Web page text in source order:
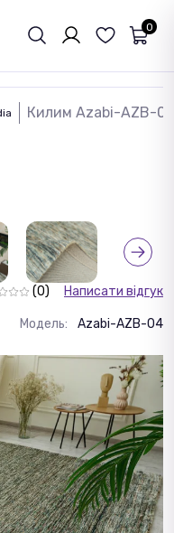
0
Килим Azabi-AZB-04
(0) Написати відгук
Модель: Azabi-AZB-04